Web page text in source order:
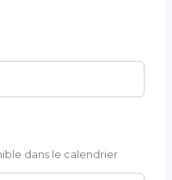
dans le calendrier